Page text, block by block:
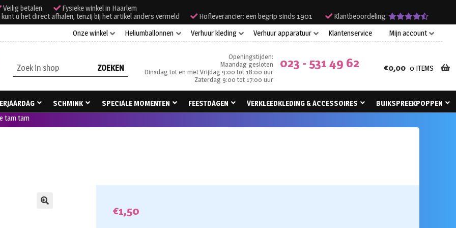
Veilig betalen
Fysieke winkel in Haarlem
u het direct afhalen, tenzij bij het artikel anders vermeld
Hofleverancier: een begrip sinds 1901
Klantbeoordeling:
Onze winkel
Heliumballonnen Verhuur kleding Verhuur apparatuur Klantenservice Mijn account
Zoeken
naar:
Openingstijden:
Maandag gesloten
Dinsdag tot en met Vrijdag 9:00 tot 18:00 uur
Zaterdag 9:00 tot 17:00 uur
023 - 531 49 62 €0,00 0 ITEMS
SCHMINK SPECIALE MOMENTEN FEESTDAGEN VERKLEEDKLEDING & ACCESSOIRES
BUIKSPREEKPOPPEN
tam tam
€1,50